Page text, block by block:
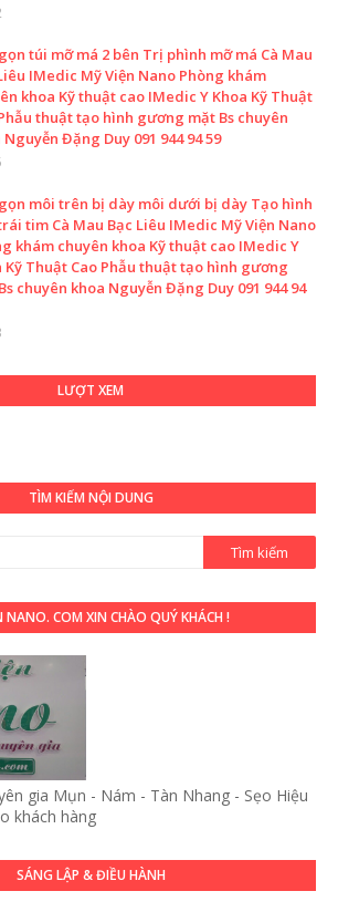
túi mỡ má 2 bên Trị phình mỡ má Cà Mau
IMedic Mỹ Viện Nano Phòng khám
khoa Kỹ thuật cao IMedic Y Khoa Kỹ Thuật
thuật tạo hình gương mặt Bs chuyên
Nguyễn Đặng Duy 091 944 94 59
môi trên bị dày môi dưới bị dày Tạo hình
tim Cà Mau Bạc Liêu IMedic Mỹ Viện Nano
khám chuyên khoa Kỹ thuật cao IMedic Y
Kỹ Thuật Cao Phẫu thuật tạo hình gương
chuyên khoa Nguyễn Đặng Duy 091 944 94
LƯỢT XEM
TÌM KIẾM NỘI DUNG
NANO. COM XIN CHÀO QUÝ KHÁCH !
gia Mụn - Nám - Tàn Nhang - Sẹo Hiệu
khách hàng
SÁNG LẬP & ĐIỀU HÀNH